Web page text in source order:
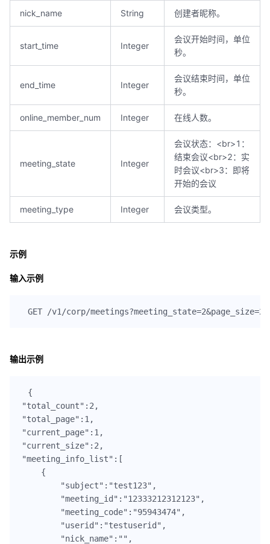
nick_name String 创建者昵称。
start_time Integer
会议开始时间，单位
秒。
end_time Integer
会议结束时间，单位
秒。
online_member_num Integer 在线人数。
meeting_state Integer
会议状态：<br>1：
结束会议<br>2：实
时会议<br>3：即将
开始的会议
meeting_type Integer 会议类型。
示例
输入示例
输出示例
{
"total_count":2,
"total_page":1,
"current_page":1,
"current_size":2,
"meeting_info_list":[
    {
        "subject":"test123",
        "meeting_id":"12333212312123",
        "meeting_code":"95943474",
        "userid":"testuserid",
        "nick_name":"",